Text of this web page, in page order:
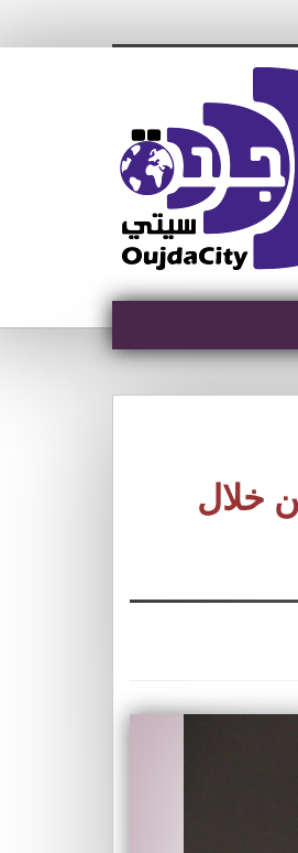
خلال